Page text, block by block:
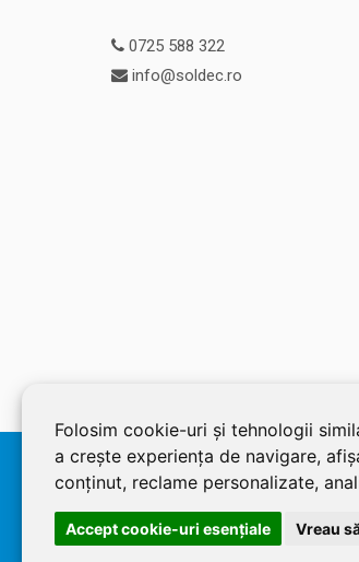
Folosim cookie-uri și tehnologii
a crește experiența de navigare,
conținut, reclame personalizate,
Accept cookie-uri esenţiale Vreau
0725 588 322
info@soldec.ro
© 2026 SOLDEC SRL, RO1822625,